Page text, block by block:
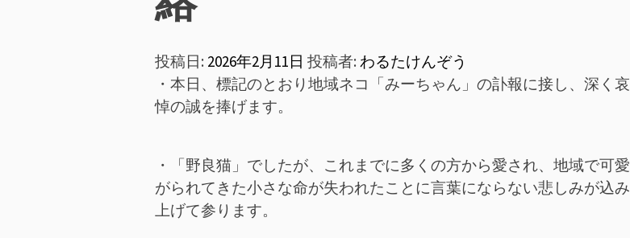
ュ
ー
投稿日: 2026年2月11日 投稿者: わるたけんぞう
・本日、標記のとおり地域ネコ「みーちゃん」の訃報に接し、深く哀
悼の誠を捧げます。
・「野良猫」でしたが、これまでに多くの方から愛され、地域で可愛
がられてきた小さな命が失われたことに言葉にならない悲しみが込み
上げて参ります。